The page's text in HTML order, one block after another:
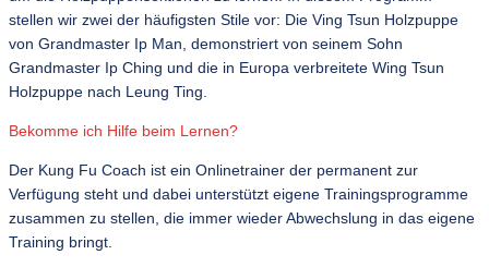
stellen wir zwei der häufigsten Stile vor: Die Ving Tsun Holzpuppe
von Grandmaster Ip Man, demonstriert von seinem Sohn
Grandmaster Ip Ching und die in Europa verbreitete Wing Tsun
Holzpuppe nach Leung Ting.
Bekomme ich Hilfe beim Lernen?
Der Kung Fu Coach ist ein Onlinetrainer der permanent zur
Verfügung steht und dabei unterstützt eigene Trainingsprogramme
zusammen zu stellen, die immer wieder Abwechslung in das eigene
Training bringt.